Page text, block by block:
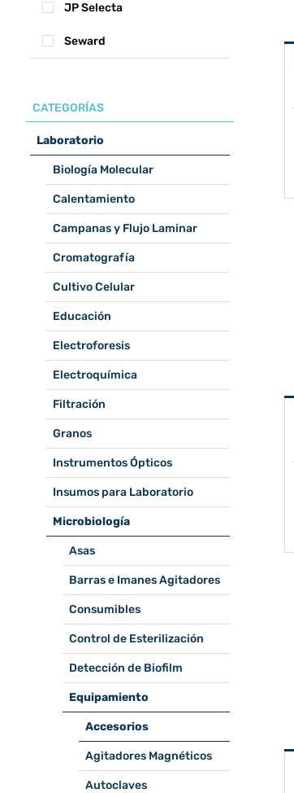
JP Selecta
Seward
CATEGORÍAS
Laboratorio
Biología Molecular
Calentamiento
Campanas y Flujo Laminar
Cromatografía
Cultivo Celular
Educación
Electroforesis
Electroquímica
Filtración
Granos
Instrumentos Ópticos
Insumos para Laboratorio
Microbiología
Asas
Barras e Imanes Agitadores
Consumibles
Control de Esterilización
Detección de Biofilm
Equipamiento
Accesorios
Agitadores Magnéticos
Autoclaves